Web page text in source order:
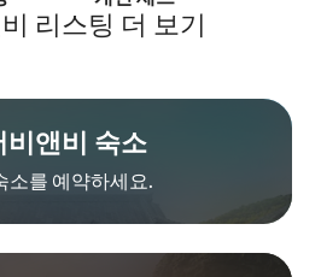
리스팅 더 보기
비앤비 숙소
소를 예약하세요.